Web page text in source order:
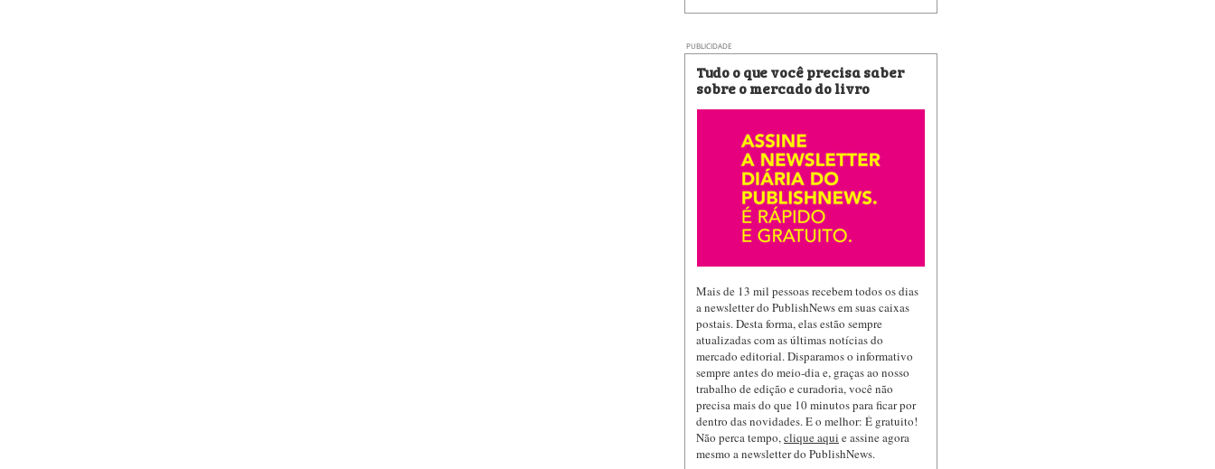
PUBLICIDADE
Tudo o que você precisa saber
sobre o mercado do livro
Mais de 13 mil pessoas recebem todos os dias
a newsletter do PublishNews em suas caixas
postais. Desta forma, elas estão sempre
atualizadas com as últimas notícias do
mercado editorial. Disparamos o informativo
sempre antes do meio-dia e, graças ao nosso
trabalho de edição e curadoria, você não
precisa mais do que 10 minutos para ficar por
dentro das novidades. E o melhor: É gratuito!
Não perca tempo,clique aqui e assine agora
mesmo a newsletter do PublishNews.